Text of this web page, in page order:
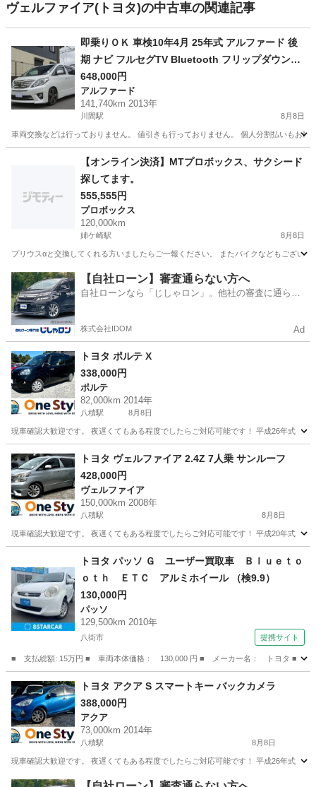
ヴェルファイア(トヨタ)の中古車の関連記事
即乗りＯＫ 車検10年4月 25年式 アルファード 後
期 ナビ フルセグTV Bluetooth フリップダウンモ
ニター バックモニター 両側パワスラ パワーバッ
クドア スマートキー クルコン HIDライト HIDフォ
グ ETC ドラレコ
648,000円
アルファード
141,740km 2013年
川間駅 8月8日
車両交換などは行っておりません。 値引きも行っておりません。 個人分割払いもお
川間駅 アルファード 車両
【オンライン決済】MTプロボックス、サクシード
探してます。
555,555円
プロボックス
120,000km
姉ケ崎駅 8月8日
プリウスαと交換してくれる方いましたらご一報ください。 またバイクなどもござい
千葉 市原市 姉ケ崎駅 プロボックス
【自社ローン】審査通らない方へ
自社ローンなら「じしゃロン」。他社の審査に通らな
株式会社IDOM Ad
トヨタ ポルテ X
338,000円
ポルテ
82,000km 2014年
八積駅 8月8日
現車確認大歓迎です。 夜遅くてもある程度でしたらご対応可能です！ 平成26年式
千葉 長生郡 八積駅
トヨタ ヴェルファイア 2.4Z 7人乗 サンルーフ
428,000円
ヴェルファイア
150,000km 2008年
八積駅 8月8日
現車確認大歓迎です。 夜遅くてもある程度でしたらご対応可能です！ 平成20年式
八積駅 ヴェルファイア トヨタヴォクシー
トヨタ パッソ Ｇ ユーザー買取車 Ｂｌｕｅｔｏ
ｏｔｈ ＥＴＣ アルミホイール （検9.9）
130,000円
パッソ
129,500km 2010年
八街市 提携サイト
■ 支払総額: 15万円 ■ 車両本体価格： 130,000 円 ■ メーカー名： トヨタ ■
千葉 八街市 パッソ
トヨタ アクア S スマートキー バックカメラ
388,000円
アクア
73,000km 2014年
八積駅 8月8日
現車確認大歓迎です。 夜遅くてもある程度でしたらご対応可能です！ 平成26年式
千葉 長生郡 八積駅 アクア トヨタヴォクシー